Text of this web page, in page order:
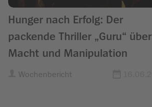
Hunger nach Erfolg: Der
packende Thriller „Guru“ über
Macht und Manipulation
Wochenbericht